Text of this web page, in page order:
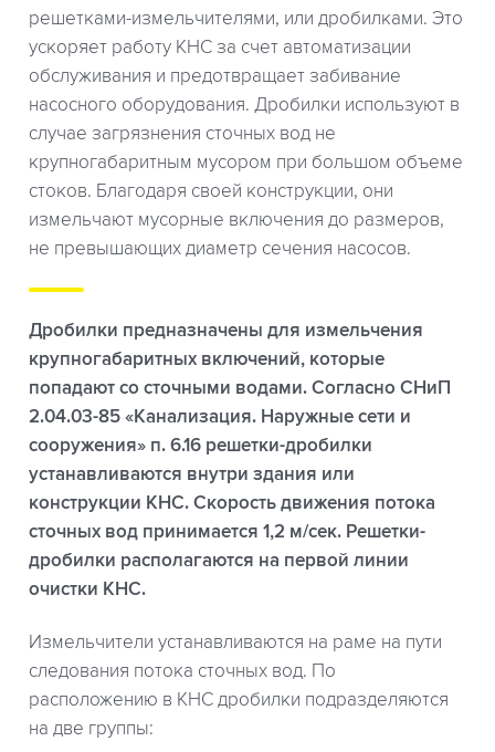
решетками-измельчителями, или дробилками. Это
ускоряет работу КНС за счет автоматизации
обслуживания и предотвращает забивание
насосного оборудования. Дробилки используют в
случае загрязнения сточных вод не
крупногабаритным мусором при большом объеме
стоков. Благодаря своей конструкции, они
измельчают мусорные включения до размеров,
не превышающих диаметр сечения насосов.
Дробилки предназначены для измельчения
крупногабаритных включений, которые
попадают со сточными водами. Согласно СНиП
2.04.03-85 «Канализация. Наружные сети и
сооружения» п. 6.16 решетки-дробилки
устанавливаются внутри здания или
конструкции КНС. Скорость движения потока
сточных вод принимается 1,2 м/сек. Решетки-
дробилки располагаются на первой линии
очистки КНС.
Измельчители устанавливаются на раме на пути
следования потока сточных вод. По
расположению в КНС дробилки подразделяются
на две группы: